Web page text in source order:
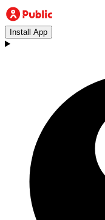
Install App